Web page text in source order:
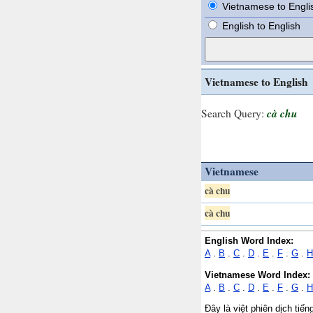
Vietnamese to
English to English
Vietnamese to English
Search Query: cà chu
Vietnamese
cà chu
cà chu
English Word Index:
A. B . C . D . E . F . G . H
Vietnamese Word Index:
A. B C D E F G H
Đây là việt phiên dịch